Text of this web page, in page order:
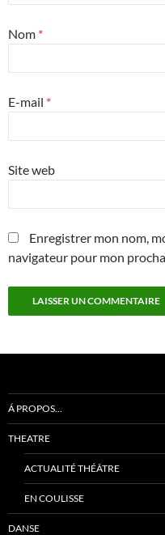
Nom *
E-mail *
Site web
Enregistrer mon nom,
navigateur pour mon
Á PROPOS…
THEATRE
ACTUALITÉ THÉÂTRE
EN COULISSE
DANSE